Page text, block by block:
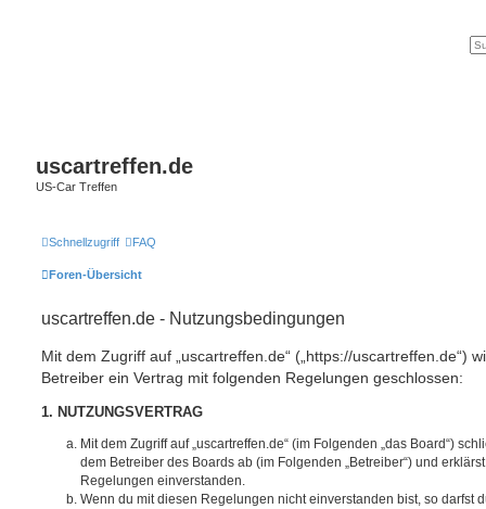
uscartreffen.de
US-Car Treffen
Schnellzugriff FAQ
Foren-Übersicht
uscartreffen.de - Nutzungsbedingungen
Mit dem Zugriff auf „uscartreffen.de“ („https://uscartreffen.de“)
Betreiber ein Vertrag mit folgenden Regelungen geschlossen:
1. NUTZUNGSVERTRAG
Mit dem Zugriff auf „uscartreffen.de“ (im Folgenden „das Board“)
dem Betreiber des Boards ab (im Folgenden „Betreiber“) und
Regelungen einverstanden.
Wenn du mit diesen Regelungen nicht einverstanden bist, so darfst